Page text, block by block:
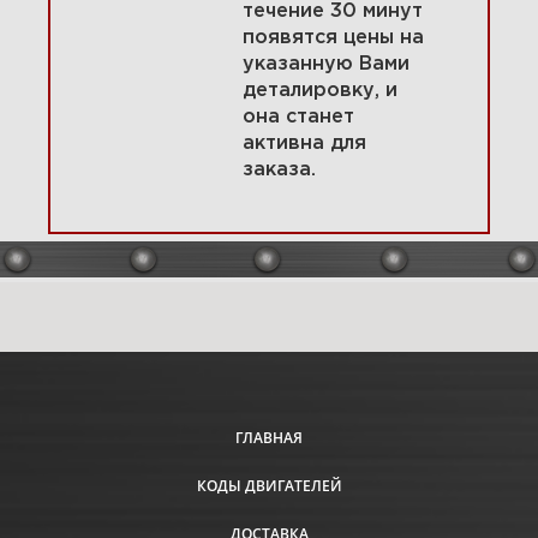
фильтр, глушитель 31R907-
течение 30 минут
появятся цены на
указанную Вами
деталировку, и
она станет
активна для
заказа.
ГЛАВНАЯ
КОДЫ ДВИГАТЕЛЕЙ
ДОСТАВКА